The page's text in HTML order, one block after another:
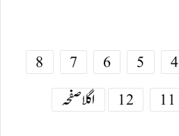
4
5
6
7
8
11
12 اگلا صفحہ